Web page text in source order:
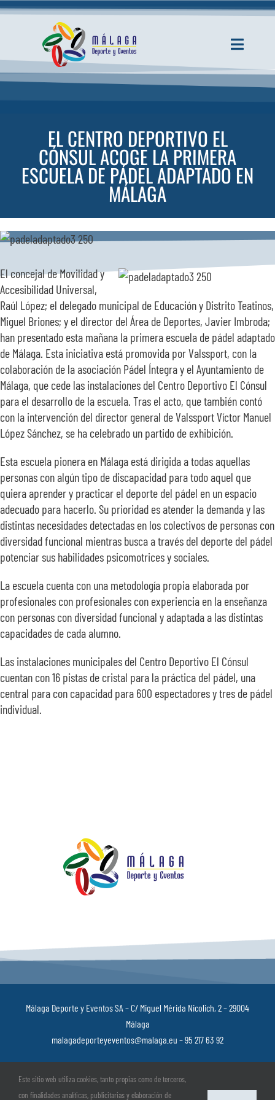
Saltar
Toggle
INICIO
SERVICIOS
ESPACIOS
SOBRE NOSOTROS
TRANSPARENCIA
EL CENTRO DEPORTIVO EL
CÓNSUL ACOGE LA PRIMERA
ESCUELA DE PÁDEL ADAPTADO EN
MÁLAGA
El concejal de Movilidad y
Accesibilidad Universal,
Raúl López; el delegado municipal de Educación y Distrito Teatinos,
Miguel Briones; y el director del Área de Deportes, Javier Imbroda;
han presentado esta mañana la primera escuela de pádel adaptado
de Málaga. Esta iniciativa está promovida por Valssport, con la
colaboración de la asociación Pádel Íntegra y el Ayuntamiento de
Málaga, que cede las instalaciones del Centro Deportivo El Cónsul
para el desarrollo de la escuela. Tras el acto, que también contó
con la intervención del director general de Valssport Víctor Manuel
López Sánchez, se ha celebrado un partido de exhibición.
Esta escuela pionera en Málaga está dirigida a todas aquellas
personas con algún tipo de discapacidad para todo aquel que
quiera aprender y practicar el deporte del pádel en un espacio
adecuado para hacerlo. Su prioridad es atender la demanda y las
distintas necesidades detectadas en los colectivos de personas con
diversidad funcional mientras busca a través del deporte del pádel
potenciar sus habilidades psicomotrices y sociales.
La escuela cuenta con una metodología propia elaborada por
profesionales con profesionales con experiencia en la enseñanza
con personas con diversidad funcional y adaptada a las distintas
capacidades de cada alumno.
Las instalaciones municipales del Centro Deportivo El Cónsul
cuentan con 16 pistas de cristal para la práctica del pádel, una
central para con capacidad para 600 espectadores y tres de pádel
individual.
Málaga Deporte y Eventos SA – C/ Miguel Mérida Nicolich, 2 – 29004
Málaga
malagadeporteyeventos@malaga.eu – 95 217 63 92
Política de privacidad–Aviso Legal–Política de cookies–Canal ético–
Registro de Actividades de Tratamiento
Este sitio web utiliza cookies, tanto propias como de terceros,
con finalidades analíticas, publicitarias y elaboración de